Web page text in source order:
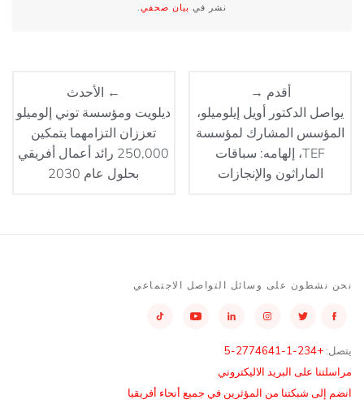
نشر في بيان صحفي.
← الأحدث
ديلويت ومؤسسة توني إلوميلو
تعززان التزامهما بتمكين
250,000 رائد أعمال أفريقي
بحلول عام 2030
أقدم →
يواصل الدكتور أويل إيلوميلو،
المؤسس المشارك لمؤسسة
TEF، إلهامه: سباقات
الماراثون والإنجازات
نحن نشطون على وسائل التواصل الاجتماعي
يتصل: +234-1-2774641-5
مراسلتنا على البريد الاليكتروني
انضم إلى شبكتنا من المؤثرين في جميع أنحاء أفريقيا